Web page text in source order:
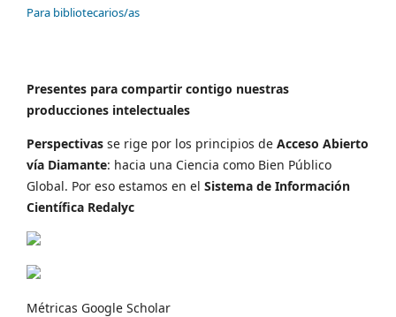
Para bibliotecarios/as
Presentes para compartir contigo nuestras
producciones intelectuales
Perspectivas se rige por los principios de Acceso Abierto
vía Diamante: hacia una Ciencia como Bien Público
Global. Por eso estamos en el Sistema de Información
Científica Redalyc
Métricas Google Scholar